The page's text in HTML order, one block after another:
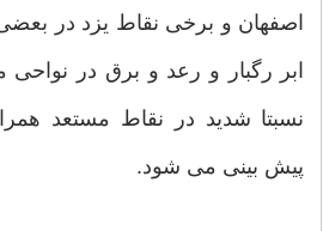
اصفهان و برخی نقاط یزد در
ابر رگبار و رعد و برق در
نسبتا شدید در نقاط مستعد
پیش بینی می شود.